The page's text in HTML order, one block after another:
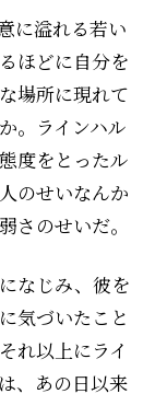
に溢れる若い
ほどに自分を
場所に現れて
。ラインハル
度をとったル
のせいなんか
さのせいだ。
なじみ、彼を
気づいたこと
れ以上にライ
、あの日以来